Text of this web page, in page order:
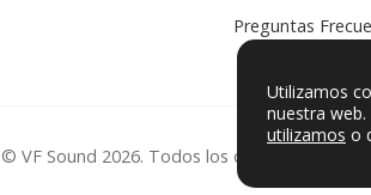
Preguntas
© VF Sound 2026. Todos los derechos
Utilizamos
nuestra web.
utilizamos o